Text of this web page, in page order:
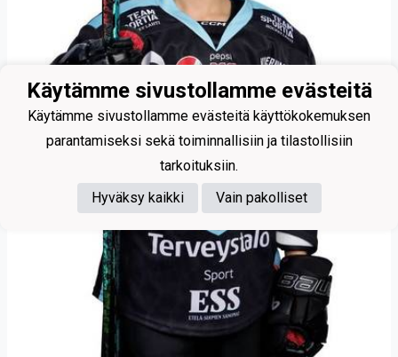
Käytämme sivustollamme evästeitä
Käytämme sivustollamme evästeitä käyttökokemuksen
parantamiseksi sekä toiminnallisiin ja tilastollisiin
tarkoituksiin.
Hyväksy kaikki
Vain pakolliset